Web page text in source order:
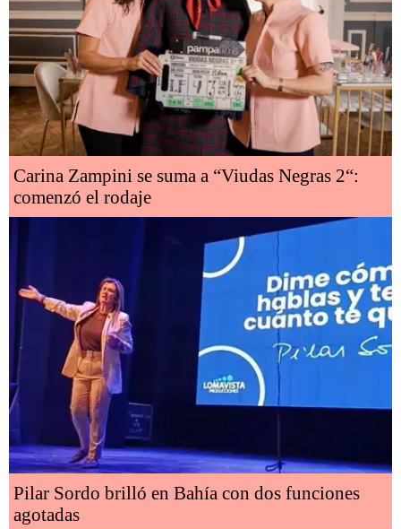
Carina Zampini se suma a “Viudas Negras 2“:
comenzó el rodaje
Pilar Sordo brilló en Bahía con dos funciones
agotadas